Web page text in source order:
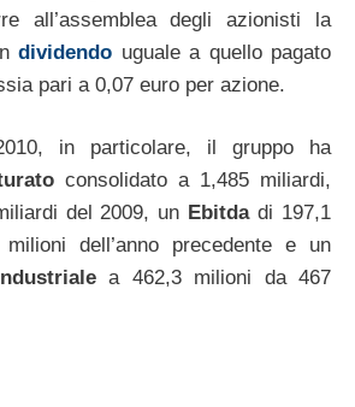
all’assemblea degli azionisti la
dividendo uguale a quello pagato
pari a 0,07 euro per azione.
in particolare, il gruppo ha
consolidato a 1,485 miliardi,
del 2009, un Ebitdadi 197,1
dell’anno precedente e un
a 462,3 milioni da 467